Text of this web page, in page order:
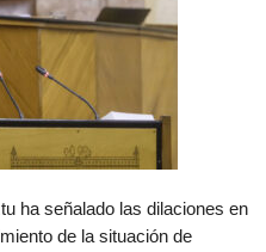
ha señalado las dilaciones en
de la situación de